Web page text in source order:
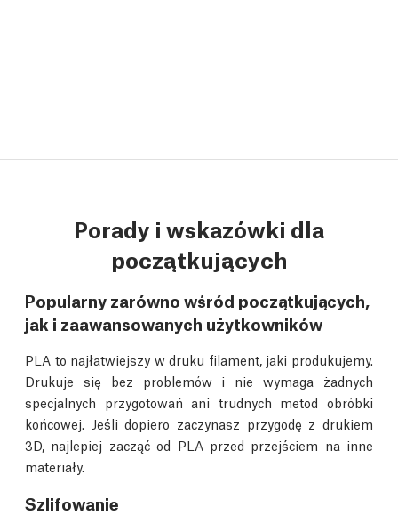
Porady i wskazówki dla
początkujących
Popularny zarówno wśród początkujących,
jak i zaawansowanych użytkowników
PLA to najłatwiejszy w druku filament, jaki produkujemy.
Drukuje się bez problemów i nie wymaga żadnych
specjalnych przygotowań ani trudnych metod obróbki
końcowej. Jeśli dopiero zaczynasz przygodę z drukiem
3D, najlepiej zacząć od PLA przed przejściem na inne
materiały.
Szlifowanie